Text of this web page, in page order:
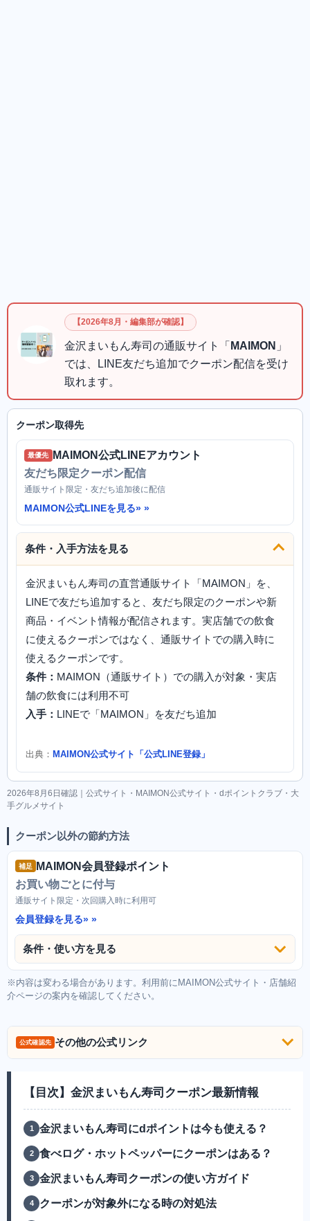
【2026年8月・編集部が確認】
金沢まいもん寿司の通販サイト「 MAIMON 」
では、LINE友だち追加でクーポン配信を受け
取れます。
クーポン取得先
最優先 MAIMON公式LINEアカウント
友だち限定クーポン配信
通販サイト限定・友だち追加後に配信
MAIMON公式LINEを見る»
条件・入手方法を見る
金沢まいもん寿司の直営通販サイト「MAIMON」を、
LINEで友だち追加すると、友だち限定のクーポンや新
商品・イベント情報が配信されます。実店舗での飲食
に使えるクーポンではなく、通販サイトでの購入時に
使えるクーポンです。
条件： MAIMON（通販サイト）での購入が対象・実店
舗の飲食には利用不可
入手： LINEで「MAIMON」を友だち追加
出典： MAIMON公式サイト「公式LINE登録」
2026年8月6日確認｜公式サイト・MAIMON公式サイト・dポイントクラブ・大
手グルメサイト
クーポン以外の節約方法
補足
MAIMON会員登録ポイント
お買い物ごとに付与
通販サイト限定・次回購入時に利用可
会員登録を見る»
条件・使い方を見る
※内容は変わる場合があります。利用前にMAIMON公式サイト・店舗紹
介ページの案内を確認してください。
公式確認先 その他の公式リンク
【目次】金沢まいもん寿司クーポン最新情報
金沢まいもん寿司にdポイントは今も使える？
食べログ・ホットペッパーにクーポンはある？
金沢まいもん寿司クーポンの使い方ガイド
クーポンが対象外になる時の対処法